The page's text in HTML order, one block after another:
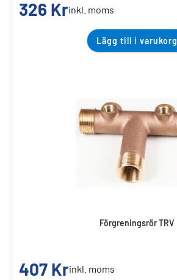
326 Krinkl. moms
Lägg till i varukorg
Förgreningsrör TRV
407 Krinkl. moms